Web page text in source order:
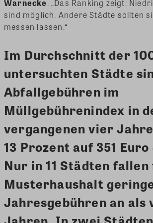
Warnecke. „Das Ranking zeigt:
sind möglich. Andere Städte sollten
messen lassen.“
Im Durchschnitt der
untersuchten Städte
Abfallgebühren im
Müllgebührenindex in
vergangenen vier
13 Prozent auf 351
Nur in 11 Städten
Musterhaushalt
Jahresgebühren an als